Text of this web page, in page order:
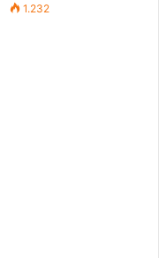
1.232